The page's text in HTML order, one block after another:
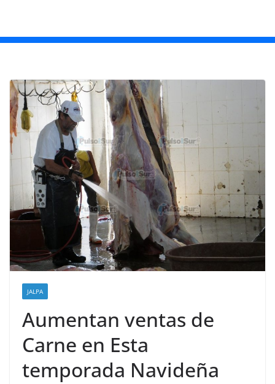
JALPA
Aumentan ventas de
Carne en Esta
temporada Navideña